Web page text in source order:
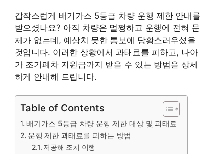
갑작스럽게 배기가스 5등급 차량 운행 제한 안내를
받으셨나요? 아직 차량은 멀쩡하고 운행에 전혀 문
제가 없는데, 예상치 못한 통보에 당황스러우셨을
것입니다. 이러한 상황에서 과태료를 피하고, 나아
가 조기폐차 지원금까지 받을 수 있는 방법을 상세
하게 안내해 드립니다.
Table of Contents
배기가스 5등급 차량 운행 제한 대상 및 과태료
운행 제한 과태료를 피하는 방법
저공해 조치 이행